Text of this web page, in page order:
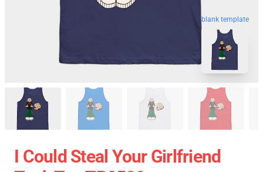
blank template
I Could Steal Your Girlfriend